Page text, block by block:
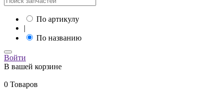
По артикулу
|
По названию
Войти
В вашей корзине
0 Товаров